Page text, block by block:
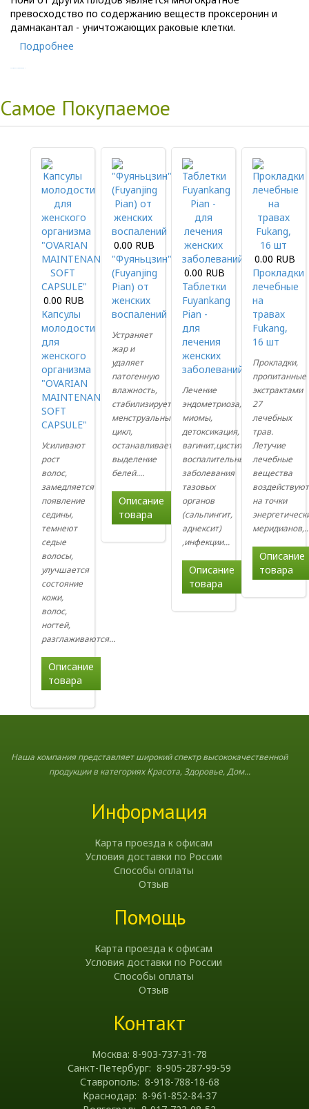
превосходство по содержанию веществ проксеронин и
дамнакантал - уничтожающих раковые клетки.
Подробнее
Самое Покупаемое
0.00 RUB
Капсулы
молодости
для
женского
организма
"OVARIAN
MAINTENANCE
SOFT
CAPSULE"
Усиливают
рост
волос,
замедляется
появление
седины,
темнеют
седые
волосы,
улучшается
состояние
кожи,
волос,
ногтей,
разглаживаются...
Описание
товара
0.00 RUB
"Фуяньцзин"
(Fuyanjing
Pian) от
женских
воспалений
Устраняет
жар и
удаляет
патогенную
влажность,
стабилизирует
менструальный
цикл,
останавливает
выделение
белей....
Описание
товара
0.00 RUB
Таблетки
Fuyankang
Pian -
для
лечения
женских
заболеваний
Лечение
эндометриоза,
миомы,
детоксикация,
вагинит,цистит,
воспалительные
заболевания
тазовых
органов
(сальпингит,
аднексит)
,инфекции...
Описание
товара
0.00 RUB
Прокладки
лечебные
на
травах
Fukang,
16 шт
Прокладки,
пропитанные
экстрактами
27
лечебных
трав.
Летучие
лечебные
вещества
воздействуют
на точки
Описание
товара
Наша компания представляет широкий спектр высококачественной
продукции в категориях Красота, Здоровье, Дом...
Информация
Карта проезда к офисам
Условия доставки по России
Способы оплаты
Отзыв
Помощь
Карта проезда к офисам
Условия доставки по России
Способы оплаты
Отзыв
Контакт
Москва: 8-903-737-31-78
Санкт-Петербург: 8-905-287-99-59
Ставрополь: 8-918-788-18-68
Краснодар: 8-961-852-84-37